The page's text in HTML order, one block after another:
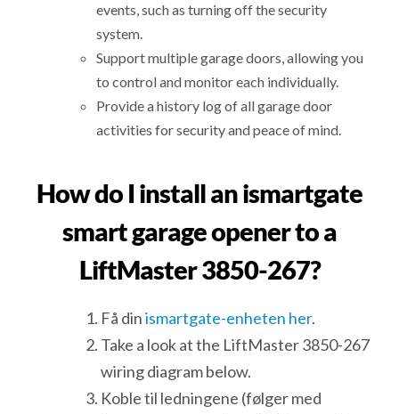
events, such as turning off the security
system.
Support multiple garage doors, allowing you
to control and monitor each individually.
Provide a history log of all garage door
activities for security and peace of mind.
How do I install an ismartgate
smart garage opener to a
LiftMaster 3850-267?
Få dinismartgate-enheten her.
Take a look at the LiftMaster 3850-267
wiring diagram below.
Koble til ledningene (følger med